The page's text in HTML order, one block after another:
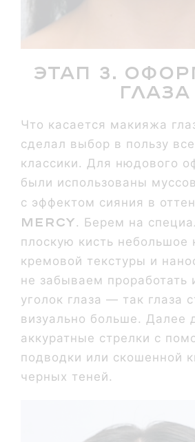
Этап 3.
глаза
Что касается макияжа
сделал выбор в пользу
классики. Для нюдового
были использованы
с эффектом сияния в
Mercy. Берем на
плоскую кисть небольшое
кремовой текстуры и
не забываем проработать
уголок глаза — так глаза
визуально больше. Далее
аккуратные стрелки с
подводки или скошенной
черных теней.